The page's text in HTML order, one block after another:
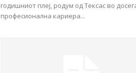
годишниот плеј, родум од Тексас во
професионална кариера...